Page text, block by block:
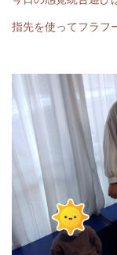
指先を使ってフラフ